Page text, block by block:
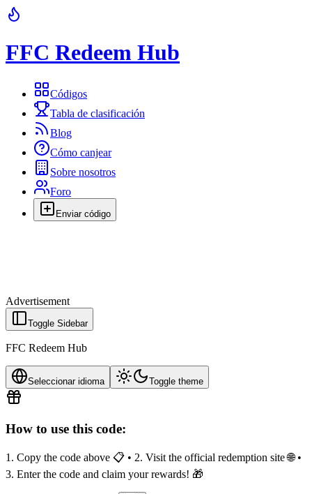
FFC Redeem Hub
Códigos
Tabla de clasificación
Blog
Cómo canjear
Sobre nosotros
Foro
Enviar código
Advertisement
Toggle Sidebar
FFC Redeem Hub
Seleccionar idioma Toggle theme
How to use this code:
1. Copy the code above 📋 • 2. Visit the official redemption site 🌐 •
3. Enter the code and claim your rewards! 🎁